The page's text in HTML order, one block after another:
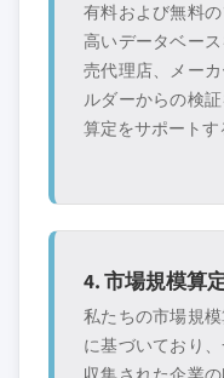
有料および無料
高いデータベー
売代理店、メー
ルダーからの検
算定をサポートす
4. 市場規模算
私たちの市場規
に基づいており